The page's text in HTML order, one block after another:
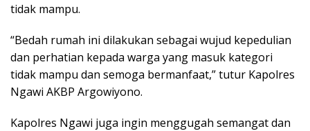
tidak mampu.
“Bedah rumah ini dilakukan sebagai wujud kepedulian
dan perhatian kepada warga yang masuk kategori
tidak mampu dan semoga bermanfaat,” tutur Kapolres
Ngawi AKBP Argowiyono.
Kapolres Ngawi juga ingin menggugah semangat dan